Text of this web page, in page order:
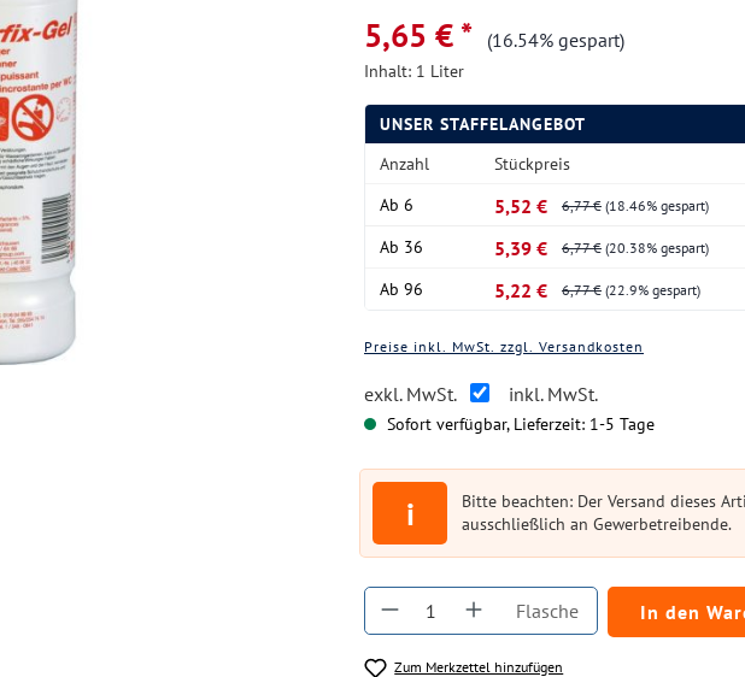
5,65 € * (16.54% gespart)
Inhalt: 1 Liter
UNSER STAFFELANGEBOT
Anzahl
Stückpreis
Ab 6 5,52 € 6,77 € (18.46% gespart)
Ab 36 5,39 € 6,77 € (20.38% gespart)
Ab 96 5,22 € 6,77 € (22.9% gespart)
Preise inkl. MwSt. zzgl. Versandkosten
exkl. MwSt. inkl. MwSt.
Sofort verfügbar, Lieferzeit: 1-5 Tage
i
Bitte beachten: Der Versand dieses
ausschließlich an Gewerbetreibende.
Produkt Anzahl: Gib den
Flasche In den
Zum Merkzettel hinzufügen